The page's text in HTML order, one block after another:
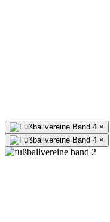
×
×